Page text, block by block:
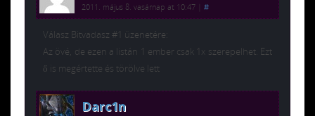
2011. május 8. vasárnap at 10:47 #
Válasz Bitvadasz #1 üzenetére:
Az övé, de ezen a listán 1 ember csak 1x szerepelhet. Ezt
ő is megértette és törölve lett
Darc1n